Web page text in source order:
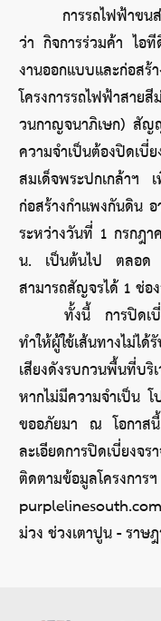
การรถไฟฟ้าข
ว่า กิจการร่วมค้า ไอ
งานออกแบบและก่อสร้
โครงการรถไฟฟ้าสาย
วนกาญจนาภิเษก) สั
ความจำเป็นต้องปิดเ
สมเด็จพระปกเกล้าฯ
ก่อสร้างกำแพงกันดิน
ระหว่างวันที่ 1 กรกฎ
น. เป็นต้นไป ตลอด
สามารถสัญจรได้ 1 ช่อ
	ทั้งนี้ การปิดเบี่ยงจราจรเพื่อดำเนินงานดังกล่าว อาจ
ทำให้ผู้ใช้เส้นทางไม่ไ
เสียงดังรบกวนพื้นที่บริ
หากไม่มีความจำเป็น
ขออภัยมา ณ โอกาสนี้
ละเอียดการปิดเบี่ยงจ
ติดตามข้อมูลโครง
ม่วง ช่วงเตาปูน - รา